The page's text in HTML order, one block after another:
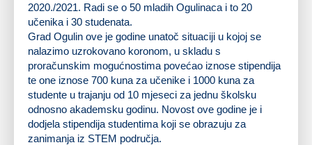
2020./2021. Radi se o 50 mladih Ogulinaca i to 20
učenika i 30 studenata.
Grad Ogulin ove je godine unatoč situaciji u kojoj se
nalazimo uzrokovano koronom, u skladu s
proračunskim mogućnostima povećao iznose stipendija
te one iznose 700 kuna za učenike i 1000 kuna za
studente u trajanju od 10 mjeseci za jednu školsku
odnosno akademsku godinu. Novost ove godine je i
dodjela stipendija studentima koji se obrazuju za
zanimanja iz STEM područja.